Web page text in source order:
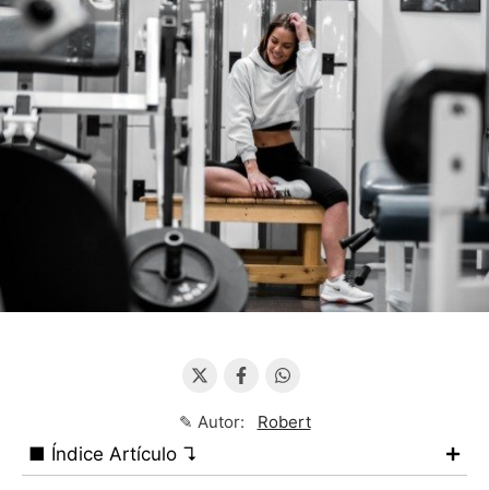
✎ Autor: Robert
■ Índice Artículo ↴